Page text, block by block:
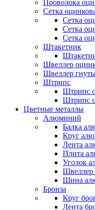
Проволока
Сетка
Сетка
Сетка
Сетка
Штакетник
Швеллер
Швеллер
Штрипс
Штрипс
Штрипс
Цветные металлы
Алюминий
Балка
Круг
Лента
Плита
Уголок
Шина
Бронза
Круг
Лента